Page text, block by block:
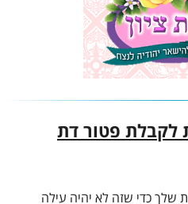
לקבלת פטור דת
שלך כדי שזה לא יהיה עילה